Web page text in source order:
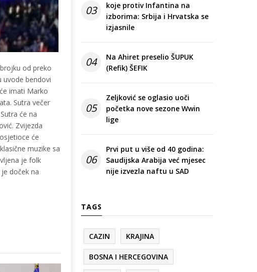
od preko
uvode bendovi
imati Marko
Sutra večer
će na
Zvijezda
će
muzike sa
je folk
doček na
03
koje protiv Infantina na
izborima: Srbija i Hrvatska se
izjasnile
04
Na Ahiret preselio ŠUPUK
(Refik) ŠEFIK
05
Zeljković se oglasio uoči
početka nove sezone Wwin
lige
06
Prvi put u više od 40 godina:
Saudijska Arabija već mjesec
nije izvezla naftu u SAD
TAGS
CAZIN KRAJINA
BOSNA I HERCEGOVINA